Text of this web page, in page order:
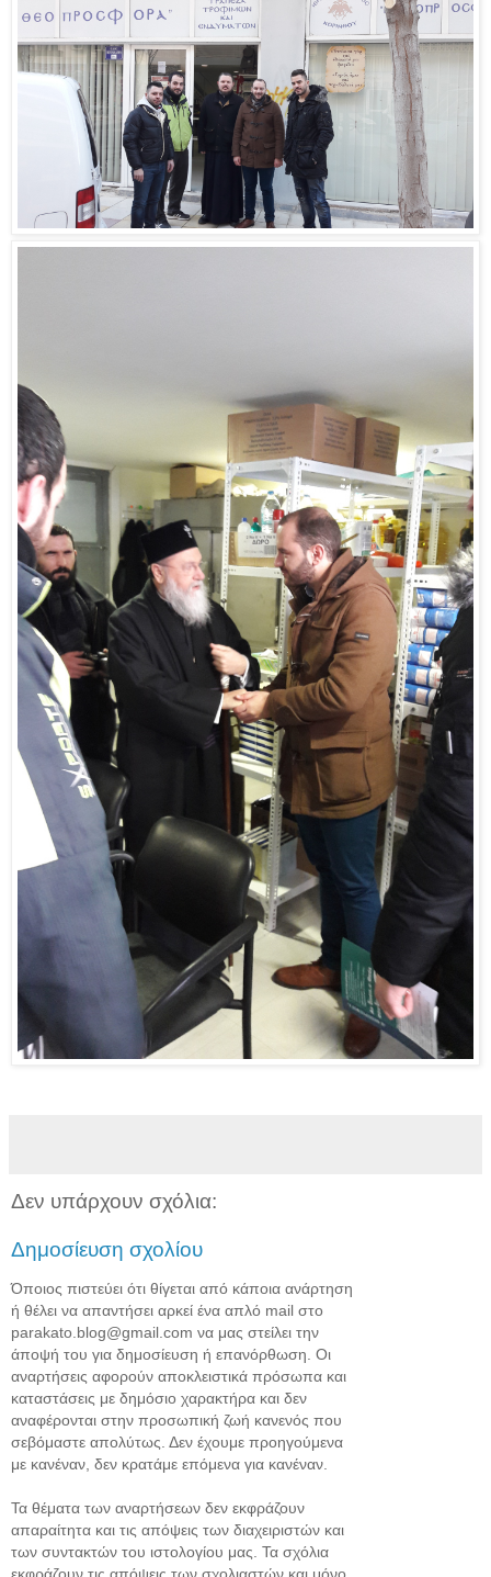
Δεν υπάρχουν σχόλια:
Δημοσίευση σχολίου
Όποιος πιστεύει ότι θίγεται από κάποια ανάρτηση
ή θέλει να απαντήσει αρκεί ένα απλό mail στο
parakato.blog@gmail.com να μας στείλει την
άποψή του για δημοσίευση ή επανόρθωση. Οι
αναρτήσεις αφορούν αποκλειστικά πρόσωπα και
καταστάσεις με δημόσιο χαρακτήρα και δεν
αναφέρονται στην προσωπική ζωή κανενός που
σεβόμαστε απολύτως. Δεν έχουμε προηγούμενα
με κανέναν, δεν κρατάμε επόμενα για κανέναν.
Τα θέματα των αναρτήσεων δεν εκφράζουν
απαραίτητα και τις απόψεις των διαχειριστών και
των συντακτών του ιστολογίου μας. Τα σχόλια